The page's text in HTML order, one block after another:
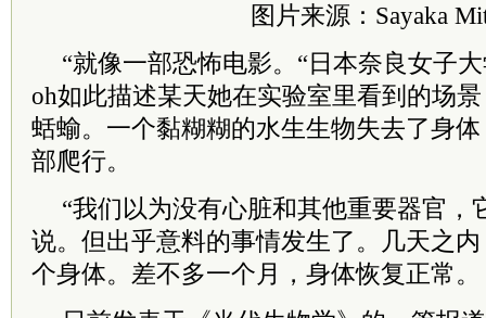
图片来源：Sayaka
“就像一部恐怖电影。“日本奈良女子
oh如此描述某天她在实验室里看到的场
蛞蝓。一个黏糊糊的水生生物失去了身
部爬行。
“我们以为没有心脏和其他重要器官，
说。但出乎意料的事情发生了。几天之
个身体。差不多一个月，身体恢复正常。